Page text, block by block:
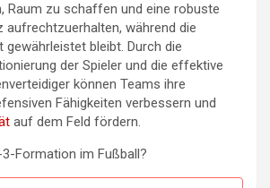
Raum zu schaffen und eine robuste
während die
gewährleistet bleibt. Durch die
der Spieler und die effektive
können Teams ihre
Fähigkeiten verbessern und
auf dem Feld fördern.